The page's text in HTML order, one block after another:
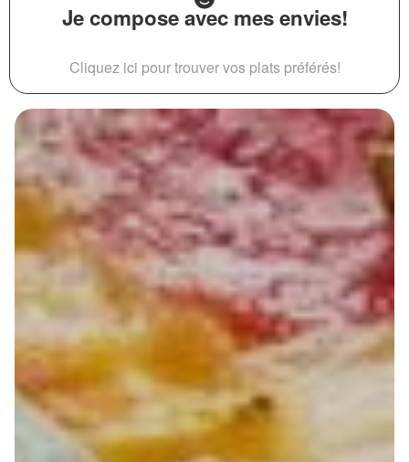
Je compose avec mes envies!
Cliquez ici pour trouver vos plats préférés!